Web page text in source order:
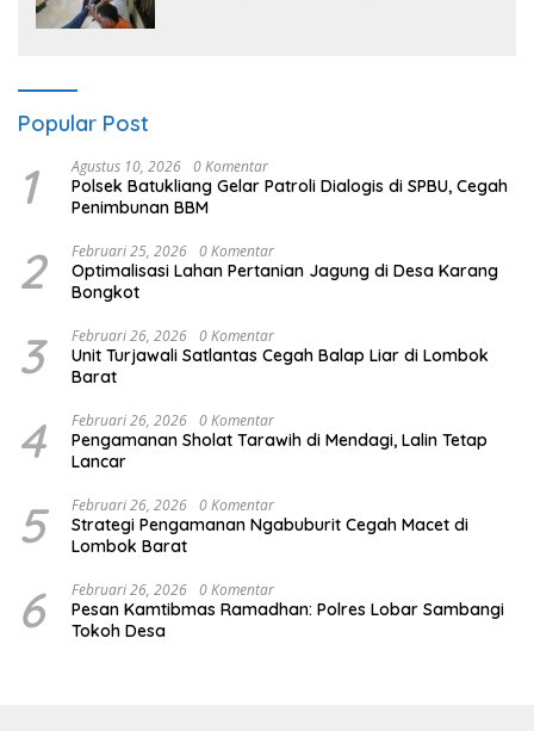
Popular Post
1 Agustus 10, 2026 0 Komentar
Polsek Batukliang Gelar Patroli Dialogis di SPBU, Cegah
Penimbunan BBM
2 Februari 25, 2026 0 Komentar
Optimalisasi Lahan Pertanian Jagung di Desa Karang
Bongkot
3 Februari 26, 2026 0 Komentar
Unit Turjawali Satlantas Cegah Balap Liar di Lombok
Barat
4 Februari 26, 2026 0 Komentar
Pengamanan Sholat Tarawih di Mendagi, Lalin Tetap
Lancar
5 Februari 26, 2026 0 Komentar
Strategi Pengamanan Ngabuburit Cegah Macet di
Lombok Barat
6 Februari 26, 2026 0 Komentar
Pesan Kamtibmas Ramadhan: Polres Lobar Sambangi
Tokoh Desa